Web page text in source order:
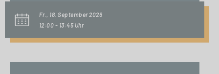
Fr., 18. September 2026
12:00 - 13:45 Uhr